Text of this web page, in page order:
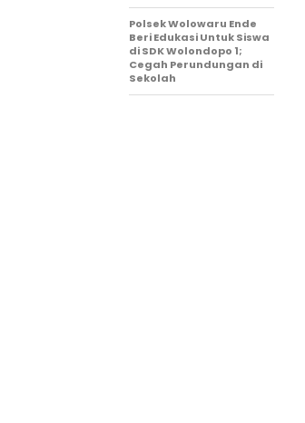
Polsek Wolowaru Ende
Beri Edukasi Untuk Siswa
di SDK Wolondopo 1;
Cegah Perundungan di
Sekolah